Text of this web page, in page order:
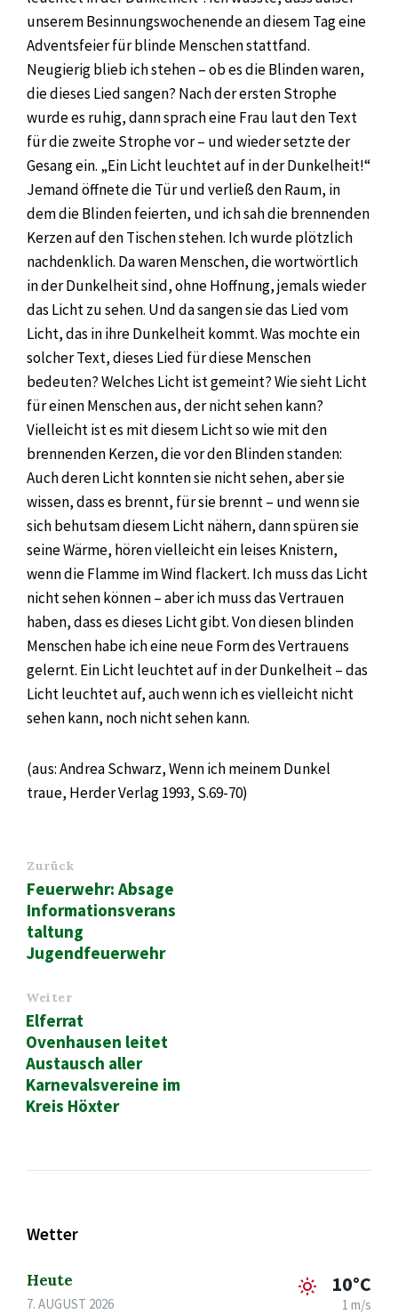
unserem Besinnungswochenende an diesem Tag eine
Adventsfeier für blinde Menschen stattfand.
Neugierig blieb ich stehen – ob es die Blinden waren,
die dieses Lied sangen? Nach der ersten Strophe
wurde es ruhig, dann sprach eine Frau laut den Text
für die zweite Strophe vor – und wieder setzte der
Gesang ein. „Ein Licht leuchtet auf in der Dunkelheit!“
Jemand öffnete die Tür und verließ den Raum, in
dem die Blinden feierten, und ich sah die brennenden
Kerzen auf den Tischen stehen. Ich wurde plötzlich
nachdenklich. Da waren Menschen, die wortwörtlich
in der Dunkelheit sind, ohne Hoffnung, jemals wieder
das Licht zu sehen. Und da sangen sie das Lied vom
Licht, das in ihre Dunkelheit kommt. Was mochte ein
solcher Text, dieses Lied für diese Menschen
bedeuten? Welches Licht ist gemeint? Wie sieht Licht
für einen Menschen aus, der nicht sehen kann?
Vielleicht ist es mit diesem Licht so wie mit den
brennenden Kerzen, die vor den Blinden standen:
Auch deren Licht konnten sie nicht sehen, aber sie
wissen, dass es brennt, für sie brennt – und wenn sie
sich behutsam diesem Licht nähern, dann spüren sie
seine Wärme, hören vielleicht ein leises Knistern,
wenn die Flamme im Wind flackert. Ich muss das Licht
nicht sehen können – aber ich muss das Vertrauen
haben, dass es dieses Licht gibt. Von diesen blinden
Menschen habe ich eine neue Form des Vertrauens
gelernt. Ein Licht leuchtet auf in der Dunkelheit – das
Licht leuchtet auf, auch wenn ich es vielleicht nicht
sehen kann, noch nicht sehen kann.
(aus: Andrea Schwarz, Wenn ich meinem Dunkel
traue, Herder Verlag 1993, S.69-70)
Zurück
Feuerwehr: Absage
Informationsverans
taltung
Jugendfeuerwehr
Weiter
Elferrat
Ovenhausen leitet
Austausch aller
Karnevalsvereine im
Kreis Höxter
Wetter
Heute
7. AUGUST 2026
10°C
1 m/s